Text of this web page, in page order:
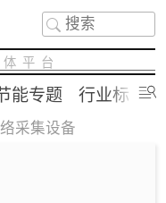
平台
能专题 行业标准
采集设备